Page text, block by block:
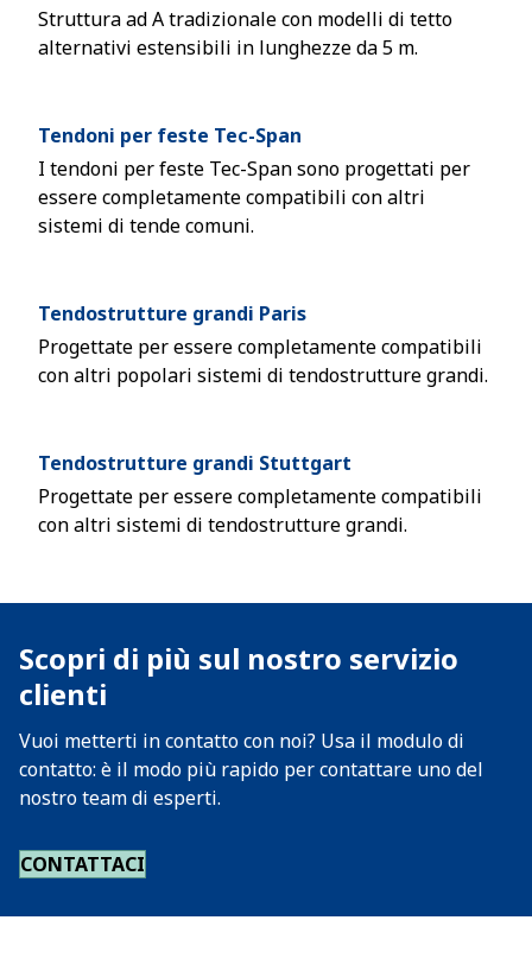
Struttura ad A tradizionale con modelli di tetto
alternativi estensibili in lunghezze da 5 m.
Tendoni per feste Tec-Span
I tendoni per feste Tec-Span sono progettati per
essere completamente compatibili con altri
sistemi di tende comuni.
Tendostrutture grandi Paris
Progettate per essere completamente compatibili
con altri popolari sistemi di tendostrutture grandi.
Tendostrutture grandi Stuttgart
Progettate per essere completamente compatibili
con altri sistemi di tendostrutture grandi.
Scopri di più sul nostro servizio
clienti
Vuoi metterti in contatto con noi? Usa il modulo di
contatto: è il modo più rapido per contattare uno del
nostro team di esperti.
CONTATTACI